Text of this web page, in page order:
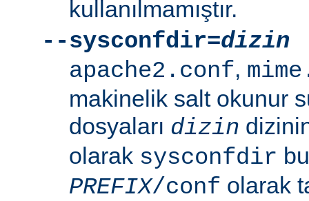
kullanılmamıştır.
--sysconfdir=dizin
apache2.conf,
makinelik salt okunur
dosyaları dizin
olarak sysconfdir
PREFIX/conf olarak